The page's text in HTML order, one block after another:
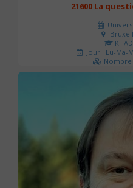
21600 La
Jour : Lu-Ma-
Nombre